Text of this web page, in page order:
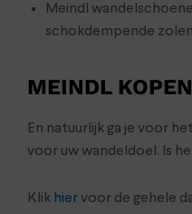
Meindl
schokdempende
MEINDL
En natuurlijk ga je voor
voor uw wandeldoel. Is
Klik hiervoor de gehele